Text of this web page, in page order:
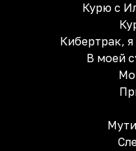
Курю с
Кибертрак,
В моей